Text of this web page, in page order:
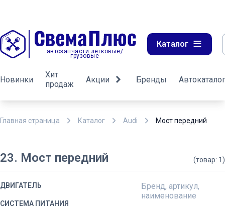
автозапчасти легковые/
грузовые
Каталог
Новинки
Хит
продаж
Акции Бренды Автокаталог
Главная страница Каталог Audi Мост передний
23. Мост передний (товар: 1)
ДВИГАТЕЛЬ
СИСТЕМА ПИТАНИЯ
Бренд, артикул,
наименование